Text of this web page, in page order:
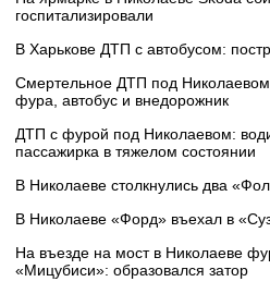
госпитализировали
В Харькове ДТП с автобусом:
Смертельное ДТП под
фура, автобус и внедорожник
ДТП с фурой под Николаевом:
пассажирка в тяжелом состоянии
В Николаеве столкнулись два
В Николаеве «Форд» въехал в
На въезде на мост в Николаеве
«Мицубиси»: образовался затор